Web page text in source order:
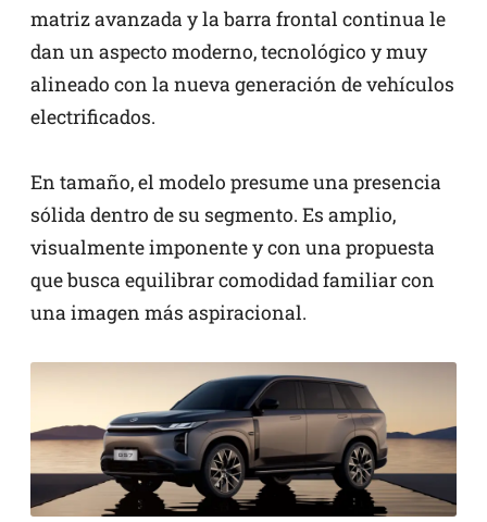
matriz avanzada y la barra frontal continua le
dan un aspecto moderno, tecnológico y muy
alineado con la nueva generación de vehículos
electrificados.
En tamaño, el modelo presume una presencia
sólida dentro de su segmento. Es amplio,
visualmente imponente y con una propuesta
que busca equilibrar comodidad familiar con
una imagen más aspiracional.